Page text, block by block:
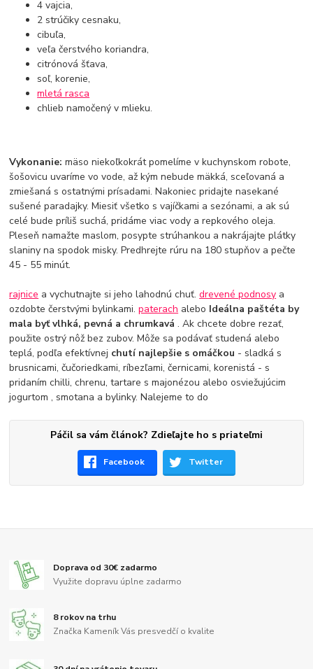
4 vajcia,
2 strúčiky cesnaku,
cibuľa,
veľa čerstvého koriandra,
citrónová šťava,
soľ, korenie,
mletá rasca
chlieb namočený v mlieku.
Vykonanie:mäso niekoľkokrát pomelíme v kuchynskom robote,
šošovicu uvaríme vo vode, až kým nebude mäkká, sceľovaná a
zmiešaná s ostatnými prísadami. Nakoniec pridajte nasekané
sušené paradajky. Miesiť všetko s vajíčkami a sezónami, a ak sú
celé bude príliš suchá, pridáme viac vody a repkového oleja.
Pleseň namažte maslom, posypte strúhankou a nakrájajte plátky
slaniny na spodok misky. Predhrejte rúru na 180 stupňov a pečte
45 - 55 minút.
rajnice a vychutnajte si jeho lahodnú chuť.drevené podnosy a
ozdobte čerstvými bylinkami.paterach alebo Ideálna paštéta by
mala byť vlhká, pevná a chrumkavá. Ak chcete dobre rezať,
použite ostrý nôž bez zubov. Môže sa podávať studená alebo
teplá, podľa efektívnej chutí najlepšie s omáčkou - sladká s
brusnicami, čučoriedkami, ríbezľami, černicami, korenistá - s
pridaním chilli, chrenu, tartare s majonézou alebo osviežujúcim
jogurtom , smotana a bylinky. Nalejeme to do
Páčil sa vám článok? Zdieľajte ho s priateľmi
Facebook Twitter
Doprava od 30€ zadarmo
Využite dopravu úplne zadarmo
8 rokov na trhu
Značka Kameník Vás presvedčí o kvalite